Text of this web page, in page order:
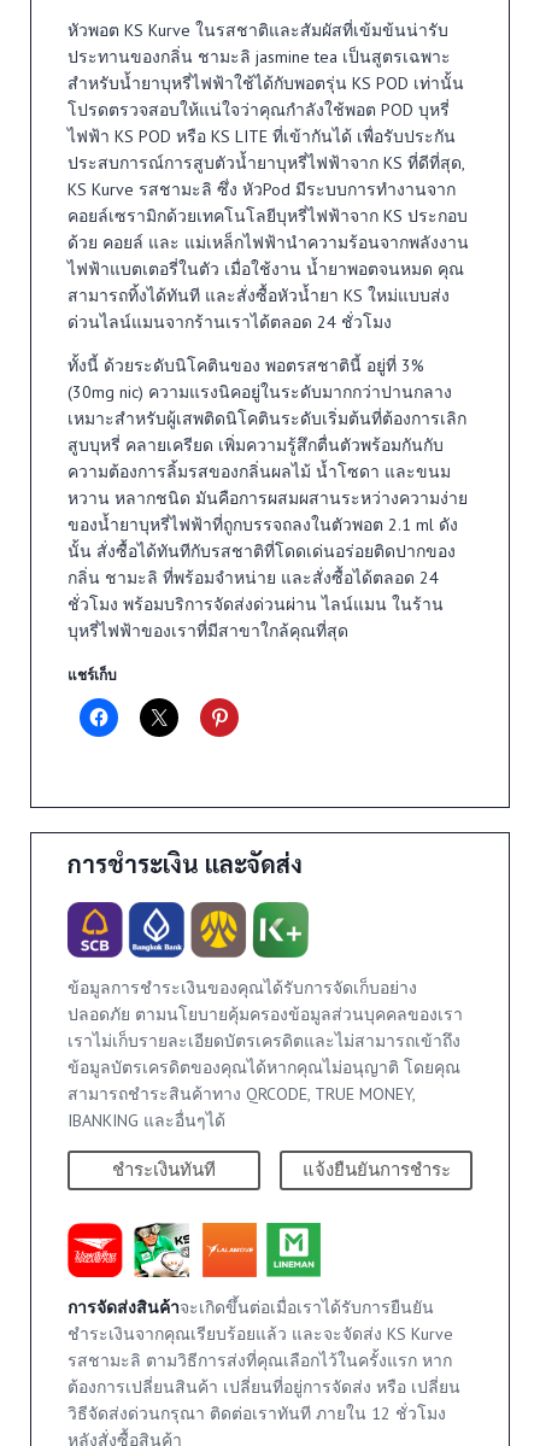
หัวพอต KS Kurve ในรสชาติและสัมผัสที่เข้มข้นน่ารับ
ประทานของกลิ่น ชามะลิ jasmine tea เป็นสูตรเฉพาะ
สำหรับน้ำยาบุหรี่ไฟฟ้าใช้ได้กับพอตรุ่น KS POD เท่านั้น
โปรดตรวจสอบให้แน่ใจว่าคุณกำลังใช้พอต POD บุหรี่
ไฟฟ้า KS POD หรือ KS LITE ที่เข้ากันได้ เพื่อรับประกัน
ประสบการณ์การสูบตัวน้ำยาบุหรี่ไฟฟ้าจาก KS ที่ดีที่สุด,
KS Kurve รสชามะลิ ซึ่ง หัวPod มีระบบการทำงานจาก
คอยล์เซรามิกด้วยเทคโนโลยีบุหรี่ไฟฟ้าจาก KS ประกอบ
ด้วย คอยล์ และ แม่เหล็กไฟฟ้านำความร้อนจากพลังงาน
ไฟฟ้าแบตเตอรี่ในตัว เมื่อใช้งาน น้ำยาพอตจนหมด คุณ
สามารถทิ้งได้ทันที และสั่งซื้อหัวน้ำยา KS ใหม่แบบส่ง
ด่วนไลน์แมนจากร้านเราได้ตลอด 24 ชั่วโมง
ทั้งนี้ ด้วยระดับนิโคตินของ พอตรสชาตินี้ อยู่ที่ 3%
(30mg nic) ความแรงนิคอยู่ในระดับมากกว่าปานกลาง
เหมาะสำหรับผู้เสพติดนิโคตินระดับเริ่มต้นที่ต้องการเลิก
สูบบุหรี่ คลายเครียด เพิ่มความรู้สึกตื่นตัวพร้อมกันกับ
ความต้องการลิ้มรสของกลิ่นผลไม้ น้ำโซดา และขนม
หวาน หลากชนิด มันคือการผสมผสานระหว่างความง่าย
ของน้ำยาบุหรี่ไฟฟ้าที่ถูกบรรจถลงในตัวพอต 2.1 ml ดัง
นั้น สั่งซื้อได้ทันทีกับรสชาติที่โดดเด่นอร่อยติดปากของ
กลิ่น ชามะลิ ที่พร้อมจำหน่าย และสั่งซื้อได้ตลอด 24
ชั่วโมง พร้อมบริการจัดส่งด่วนผ่าน ไลน์แมน ในร้าน
บุหรี่ไฟฟ้าของเราที่มีสาขาใกล้คุณที่สุด
แชร์เก็บ
การชำระเงิน และจัดส่ง
ข้อมูลการชำระเงินของคุณได้รับการจัดเก็บอย่าง
ปลอดภัย ตามนโยบายคุ้มครองข้อมูลส่วนบุคคลของเรา
เราไม่เก็บรายละเอียดบัตรเครดิตและไม่สามารถเข้าถึง
ข้อมูลบัตรเครดิตของคุณได้หากคุณไม่อนุญาติ โดยคุณ
สามารถชำระสินค้าทาง QRCODE, TRUE MONEY,
IBANKING และอื่นๆได้
ชำระเงินทันที แจ้งยืนยันการชำระ
การจัดส่งสินค้าจะเกิดขึ้นต่อเมื่อเราได้รับการยืนยัน
ชำระเงินจากคุณเรียบร้อยแล้ว และจะจัดส่ง KS Kurve
รสชามะลิ ตามวิธีการส่งที่คุณเลือกไว้ในครั้งแรก หาก
ต้องการเปลี่ยนสินค้า เปลี่ยนที่อยู่การจัดส่ง หรือ เปลี่ยน
วิธีจัดส่งด่วนกรุณา ติดต่อเราทันที ภายใน 12 ชั่วโมง
หลังสั่งซื้อสินค้า